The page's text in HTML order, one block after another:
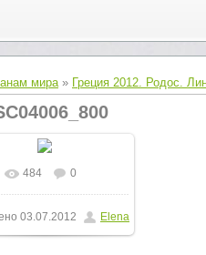
мира» Греция 2012. Родос.
В реальном размере
/ 202.3Kb
484 0
03.07.2012 Elena